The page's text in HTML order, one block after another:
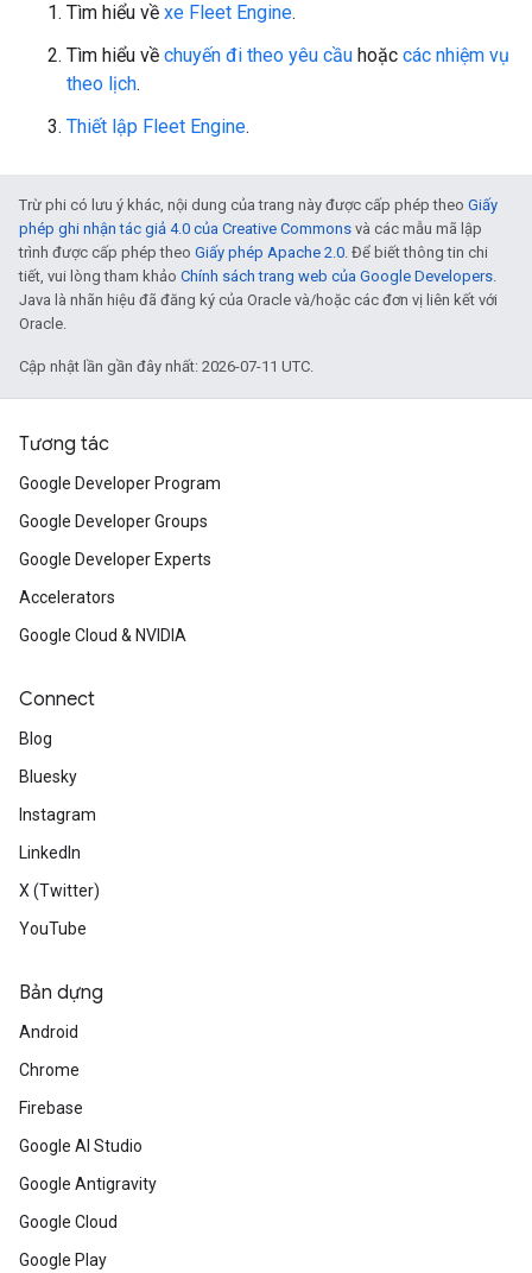
Tìm hiểu về xe Fleet Engine.
Tìm hiểu về chuyến đi theo yêu cầu hoặc các nhiệm vụ
theo lịch.
Thiết lập Fleet Engine.
Trừ phi có lưu ý khác, nội dung của trang này được cấp phép theo Giấy
phép ghi nhận tác giả 4.0 của Creative Commons và các mẫu mã lập
trình được cấp phép theo Giấy phép Apache 2.0. Để biết thông tin chi
tiết, vui lòng tham khảo Chính sách trang web của Google Developers.
Java là nhãn hiệu đã đăng ký của Oracle và/hoặc các đơn vị liên kết với
Oracle.
Cập nhật lần gần đây nhất: 2026-07-11 UTC.
Tương tác
Google Developer Program
Google Developer Groups
Google Developer Experts
Accelerators
Google Cloud & NVIDIA
Connect
Blog
Bluesky
Instagram
LinkedIn
X (Twitter)
YouTube
Bản dựng
Android
Chrome
Firebase
Google AI Studio
Google Antigravity
Google Cloud
Google Play